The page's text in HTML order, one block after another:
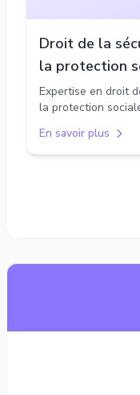
Droit de la
la protection
Expertise en droit
la protection
En savoir plus